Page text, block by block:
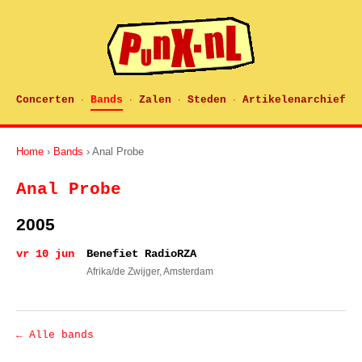
Concerten · Bands · Zalen · Steden · Artikelenarchief
Home › Bands › Anal Probe
Anal Probe
2005
vr 10 jun Benefiet RadioRZA
Afrika/de Zwijger, Amsterdam
← Alle bands